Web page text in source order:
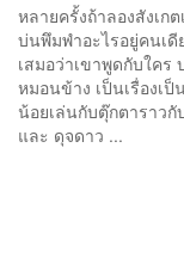
หลายครั้งถ้าลองสังเก
บ่นพึมพำอะไรอยู่คนเดี
เสมอว่าเขาพูดกับใคร
หมอนข้าง เป็นเรื่องเป็
น้อยเล่นกับตุ๊กตาราว
และ ดุจดาว ...